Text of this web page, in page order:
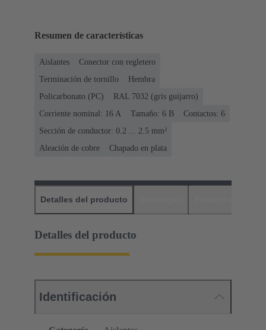
Resumen de características
Aislantes
Conector con regletero
Terminación de tornillo
Hembra
Policarbonato (PC)
RAL 7032 (gris guijarro)
Corriente nominal: ‌16 A
Tamaño: 6 B
Contactos: 6
Sección de conductor: 0.2 ... 2.5 mm²
Aleación de cobre
Chapado en plata
Detalles del producto
Detalles del producto
Identificación